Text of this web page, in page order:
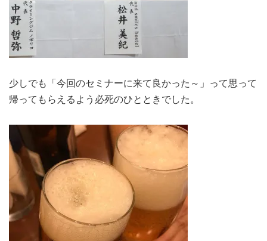
少しでも「今回のセミナーに来て良かった～」って思って
帰ってもらえるよう必死のひとときでした。